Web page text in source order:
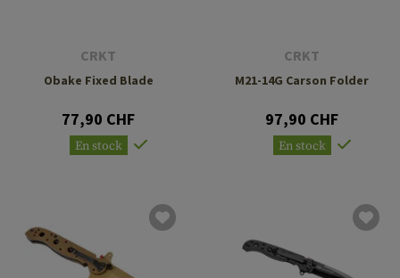
CRKT
Obake Fixed Blade
77,90 CHF
En stock
CRKT
M21-14G Carson Folder
97,90 CHF
En stock